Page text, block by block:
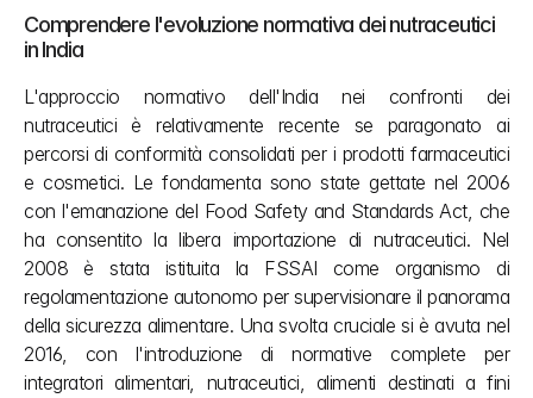
Comprendere l'evoluzione normativa dei nutraceutici
in India
L'approccio normativo dell'India nei confronti dei
nutraceutici è relativamente recente se paragonato ai
percorsi di conformità consolidati per i prodotti farmaceutici
e cosmetici. Le fondamenta sono state gettate nel 2006
con l'emanazione del Food Safety and Standards Act, che
ha consentito la libera importazione di nutraceutici. Nel
2008 è stata istituita la FSSAI come organismo di
regolamentazione autonomo per supervisionare il panorama
della sicurezza alimentare. Una svolta cruciale si è avuta nel
2016, con l'introduzione di normative complete per
integratori alimentari, nutraceutici, alimenti destinati a fini